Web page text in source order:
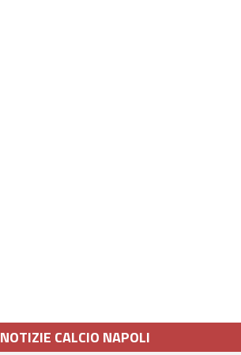
NOTIZIE CALCIO NAPOLI